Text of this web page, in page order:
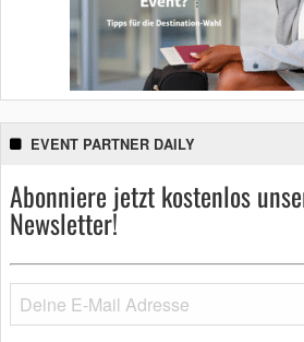
EVENT PARTNER DAILY
Abonniere jetzt kostenlos
Newsletter!